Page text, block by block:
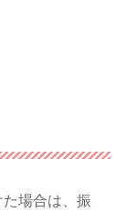
場合は、振